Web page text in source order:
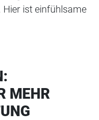
Hier ist einfühlsame
MEHR